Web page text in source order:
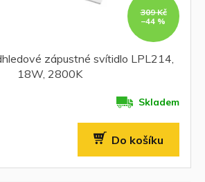
309 Kč
–44 %
zápustné svítidlo LPL214,
18W, 2800K
Skladem
Do košíku